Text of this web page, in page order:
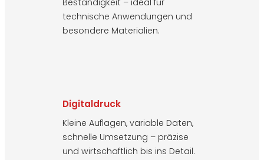
technische Anwendungen und
besondere Materialien.
Digitaldruck
Kleine Auflagen, variable Daten,
schnelle Umsetzung – präzise
und wirtschaftlich bis ins Detail.